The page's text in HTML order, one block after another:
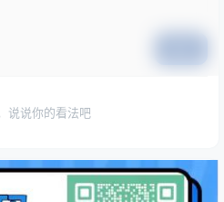
说说你的看法吧